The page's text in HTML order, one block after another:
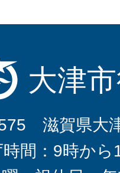
大津
滋賀県大
時間：9時から